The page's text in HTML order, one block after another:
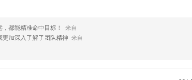
都能精准命中目标！
来自
更加深入了解了团队精神 来自